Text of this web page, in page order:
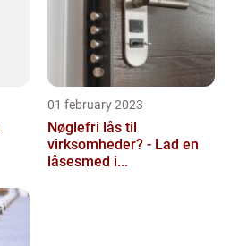
01 february 2023
Nøglefri lås til
virksomheder? - Lad en
låsesmed i...